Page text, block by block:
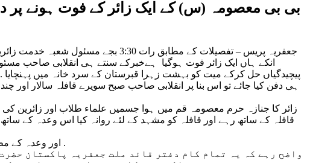
بی بی معصومہ (س) کے ایک زائر کے فوت ہونے پر
جعفریہ پریس – تفصیلات کے مطابق
انکے ہاں ایک زائر فوت ہوگیا ہےخبرکے سنتے ہی انقلابی صاحب
پیچیدگیاں حل کرکے میت کو بہشت زہرا قبرستان کے سرد خانہ میں پہنچایا .
ہی دفن کیا جائے تو اس بنا پر انقلابی صاحب صبح سویرے قافلہ سالار اور
قافلہ کے ساتھ رہے اور قافلہ کو مشہد کے لئے روانہ کیا اس وعدہ کے
اور وعدہ کے مطابق شام کو مولانا عمران کاظمی آف حیدر آباد نے خطاب کیا اور مرحوم کے ایصال ثواب کےلئے نماز وحشت قبر کا بھی اعلان کیا .
واضح رہے کہ یہ تمام کام دفتر قائد ملت جعفریہ پاکستان